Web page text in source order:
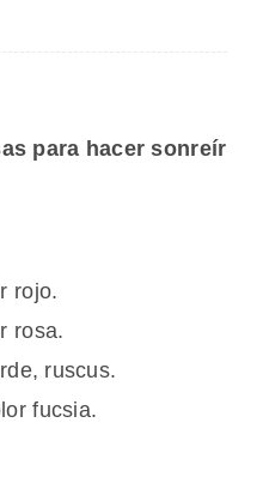
para hacer sonreír
rojo.
rosa.
ruscus.
fucsia.